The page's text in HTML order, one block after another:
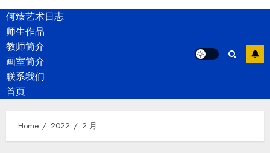
何臻艺术日志
师生作品
教师简介
画室简介
联系我们
首页
Home 2022 2 月